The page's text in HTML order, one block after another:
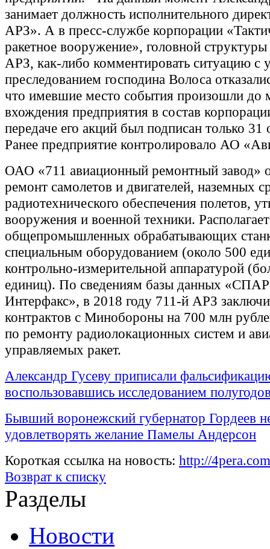
занимает должность исполнительного
АРЗ». А в пресс-службе корпорации
ракетное вооружение», головной
АРЗ, как-либо комментировать ситуацию с
преследованием господина Волоса
что имевшие место события произошли до
вхождения предприятия в состав
передаче его акций был подписан только 31
Ранее предприятие контролировало АО
ОАО «711 авиационный ремонтный завод»
ремонт самолетов и двигателей, наземных
радиотехнического обеспечения полетов,
вооружения и военной техники.
общепромышленных обрабатывающих
специальным оборудованием (около 500
контрольно-измерительной аппаратурой
единиц). По сведениям базы данных
Интерфакс», в 2018 году 711-й АРЗ
контрактов с Минобороны на 700 млн
по ремонту радиолокационных систем и
управляемых ракет.
Александр Гусеву приписали
воспользовавшись исследованием
Бывший воронежский губернатор Гордеев
удовлетворять желание Памелы Андерсон
Короткая ссылка на новость: http://
Возврат к списку
Разделы
Новости